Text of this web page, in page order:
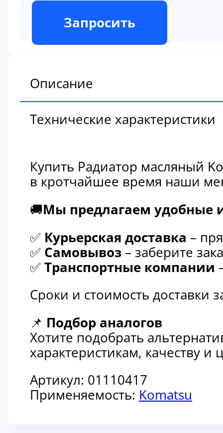
В наличии
Запросить
Описание
Технические характеристики
Купить Радиатор масляный
в кротчайшее время наши
🚚Мы предлагаем удобные
✅ Курьерская доставка –
✅ Самовывоз – заберите
✅ Транспортные компании
Сроки и стоимость доставки
📌 Подбор аналогов
Хотите подобрать
характеристикам, качеству
Артикул: 01110417
Применяемость: Komatsu